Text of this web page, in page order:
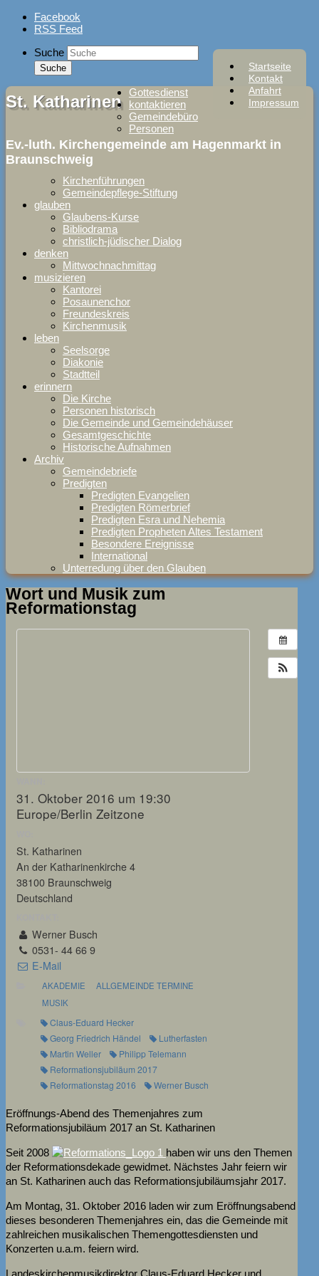
Skip
Facebook
RSS Feed
Startseite
Kontakt
Anfahrt
Impressum
Suche
St. Katharinen
Ev.-luth. Kirchengemeinde am Hagenmarkt in
Braunschweig
Gottesdienst
kontaktieren
Gemeindebüro
Personen
Kirchenführungen
Gemeindepflege-Stiftung
glauben
Glaubens-Kurse
Bibliodrama
christlich-jüdischer Dialog
denken
Mittwochnachmittag
musizieren
Kantorei
Posaunenchor
Freundeskreis
Kirchenmusik
leben
Seelsorge
Diakonie
Stadtteil
erinnern
Die Kirche
Personen historisch
Die Gemeinde und Gemeindehäuser
Gesamtgeschichte
Historische Aufnahmen
Archiv
Gemeindebriefe
Predigten
Predigten Evangelien
Predigten Römerbrief
Predigten Esra und Nehemia
Predigten Propheten Altes Testament
Besondere Ereignisse
International
Unterredung über den Glauben
Wort und Musik zum
Reformationstag
31. Oktober 2016 um 19:30
Europe/Berlin Zeitzone
St. Katharinen
An der Katharinenkirche 4
38100 Braunschweig
Deutschland
Werner Busch
0531- 44 66 9
E-Mail
AKADEMIE
ALLGEMEINDE TERMINE
MUSIK
Claus-Eduard Hecker
Georg Friedrich Händel
Lutherfasten
Martin Weller
Philipp Telemann
Reformationsjubiläum 2017
Reformationstag 2016
Werner Busch
Eröffnungs-Abend des Themenjahres zum
Reformationsjubiläum 2017 an St. Katharinen
Seit 2008
haben wir uns den Themen
der Reformationsdekade gewidmet. Nächstes Jahr feiern wir
an St. Katharinen auch das Reformationsjubiläumsjahr 2017.
Am Montag, 31. Oktober 2016 laden wir zum Eröffnungsabend
dieses besonderen Themenjahres ein, das die Gemeinde mit
zahlreichen musikalischen Themengottesdiensten und
Konzerten u.a.m. feiern wird.
Landeskirchenmusikdirektor Claus-Eduard Hecker und